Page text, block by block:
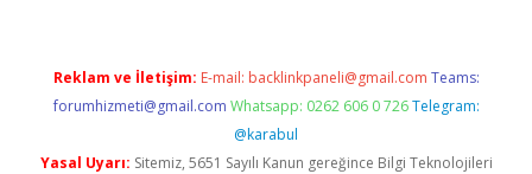
Reklam ve İletişim: E-mail: backlinkpaneli@gmail.com Teams:
forumhizmeti@gmail.com Whatsapp: 0262 606 0 726 Telegram:
@karabul
Yasal Uyarı: Sitemiz, 5651 Sayılı Kanun gereğince Bilgi Teknolojileri